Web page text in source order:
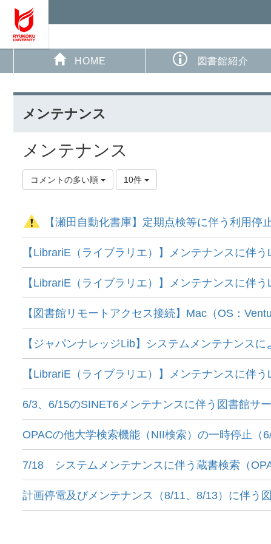
HOME 図書館紹介
メンテナンス
メンテナンス
コメントの多い順 10件
【瀬田自動化書庫】定期点検等に伴う利用停
【LibrariE（ライブラリエ）】メンテナンスに伴
【LibrariE（ライブラリエ）】メンテナンスに伴
【図書館リモートアクセス接続】Mac（OS：
【ジャパンナレッジLib】システムメンテナンス
【LibrariE（ライブラリエ）】メンテナンスに伴
6/3、6/15のSINET6メンテナンスに伴う図書館サ
OPACの他大学検索機能（NII検索）の一時停止（
7/18 システムメンテナンスに伴う蔵書検索（
計画停電及びメンテナンス（8/11、8/13）に伴う